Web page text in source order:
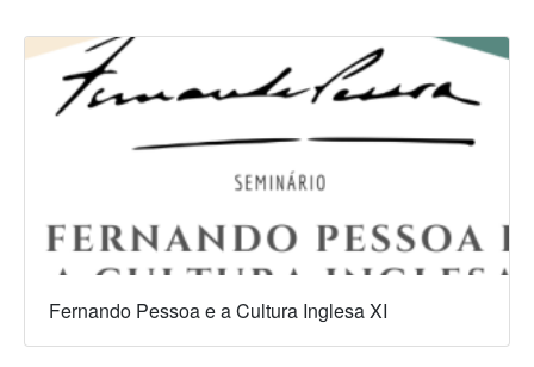
Fernando Pessoa e a Cultura Inglesa XI